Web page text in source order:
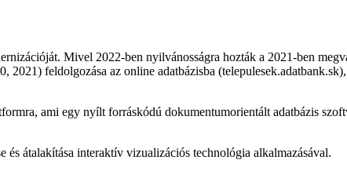
Mivel 2022-ben nyilvánosságra hozták a 2021-ben
feldolgozása az online adatbázisba
ami egy nyílt forráskódú dokumentumorientált adatbázis
és átalakítása interaktív vizualizációs technológia alkalmazásával.